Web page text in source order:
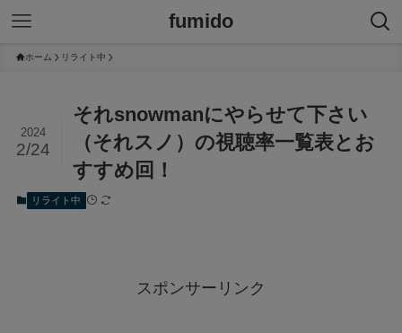
fumido
ホーム リライト中
それsnowmanにやらせて下さい
（それスノ）の視聴率一覧表とお
すすめ回！
2024
2/24
リライト中
スポンサーリンク